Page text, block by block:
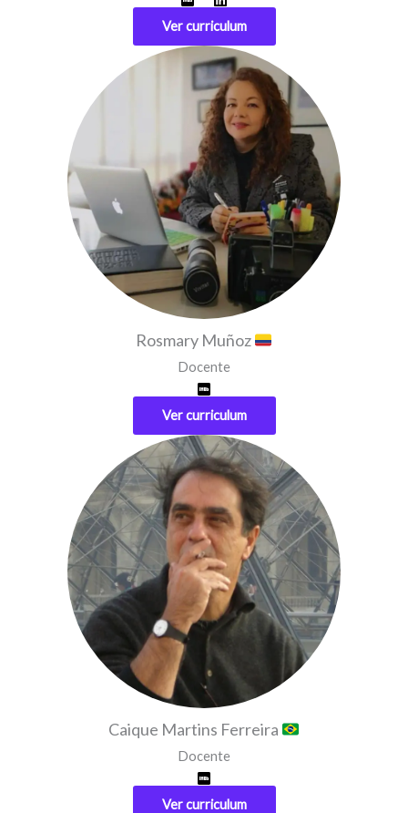
Ver curriculum
Rosmary Muñoz
Docente
Ver curriculum
Caique Martins Ferreira
Docente
Ver curriculum